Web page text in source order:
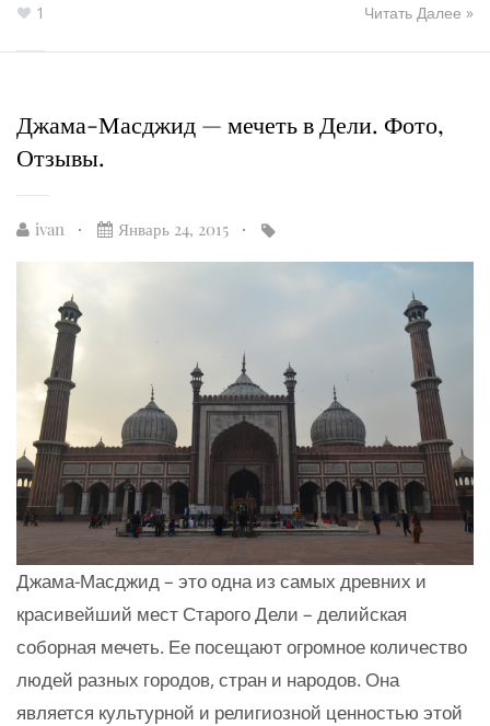
1 Читать Далее »
Джама-Масджид — мечеть в Дели. Фото,
Отзывы.
ivan Январь 24, 2015
Джама-Масджид – это одна из самых древних и
красивейший мест Старого Дели – делийская
соборная мечеть. Ее посещают огромное количество
людей разных городов, стран и народов. Она
является культурной и религиозной ценностью этой